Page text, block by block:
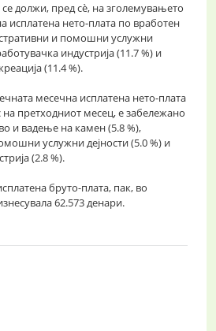
должи, пред сѐ, на зголемувањето
исплатена нето-плата по вработен
и помошни услужни
индустрија (11.7 %) и
(11.4 %).
месечна исплатена нето-плата
претходниот месец, е забележано
и вадење на камен (5.8 %),
услужни дејности (5.0 %) и
(2.8 %).
бруто-плата, пак, во
62.573 денари.